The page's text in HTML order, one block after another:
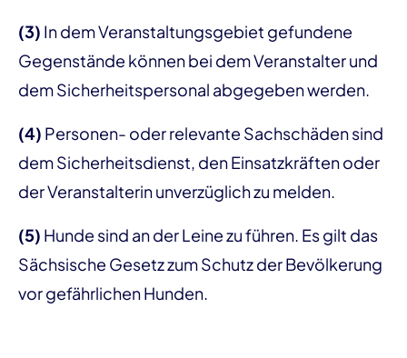
(3) In dem Veranstaltungsgebiet gefundene
Gegenstände können bei dem Veranstalter und
dem Sicherheitspersonal abgegeben werden.
(4) Personen- oder relevante Sachschäden sind
dem Sicherheitsdienst, den Einsatzkräften oder
der Veranstalterin unverzüglich zu melden.
(5) Hunde sind an der Leine zu führen. Es gilt das
Sächsische Gesetz zum Schutz der Bevölkerung
vor gefährlichen Hunden.